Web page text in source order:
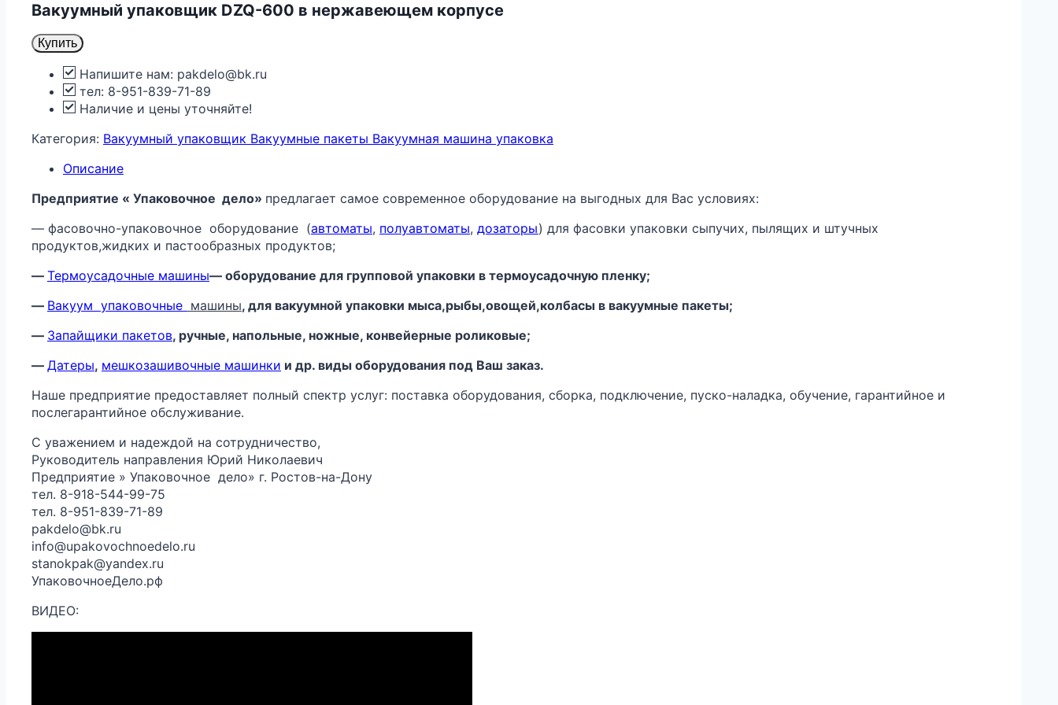
Вакуумный упаковщик DZQ-600 в нержавеющем корпусе
Купить
Напишите нам: pakdelo@bk.ru
тел: 8-951-839-71-89
Наличие и цены уточняйте!
Категория: Вакуумный упаковщик Вакуумные пакеты Вакуумная машина упаковка
Описание
Предприятие « Упаковочное дело» предлагает самое современное оборудование на выгодных для Вас условиях:
— фасовочно-упаковочное оборудование (автоматы, полуавтоматы, дозаторы) для фасовки упаковки сыпучих, пылящих и штучных
продуктов,жидких и пастообразных продуктов;
— Термоусадочные машины— оборудование для групповой упаковки в термоусадочную пленку;
— Вакуум упаковочные машины, для вакуумной упаковки мыса,рыбы,овощей,колбасы в вакуумные пакеты;
— Запайщики пакетов, ручные, напольные, ножные, конвейерные роликовые;
— Датеры, мешкозашивочные машинки и др. виды оборудования под Ваш заказ.
Наше предприятие предоставляет полный спектр услуг: поставка оборудования, сборка, подключение, пуско-наладка, обучение, гарантийное и
послегарантийное обслуживание.
С уважением и надеждой на сотрудничество,
Руководитель направления Юрий Николаевич
Предприятие » Упаковочное дело» г. Ростов-на-Дону
тел. 8-918-544-99-75
тел. 8-951-839-71-89
pakdelo@bk.ru
info@upakovochnoedelo.ru
stanokpak@yandex.ru
УпаковочноеДело.рф
ВИДЕО: